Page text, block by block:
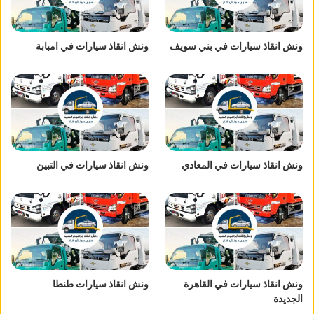
ونش انقاذ سيارات في بني سويف ونش انقاذ سيارات في امبابة
ونش انقاذ سيارات في المعادي ونش انقاذ سيارات في التبين
ونش انقاذ سيارات في القاهرة
الجديدة
ونش انقاذ سيارات طنطا